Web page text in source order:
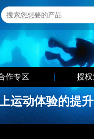
作专区 | 授权
运动体验的提升